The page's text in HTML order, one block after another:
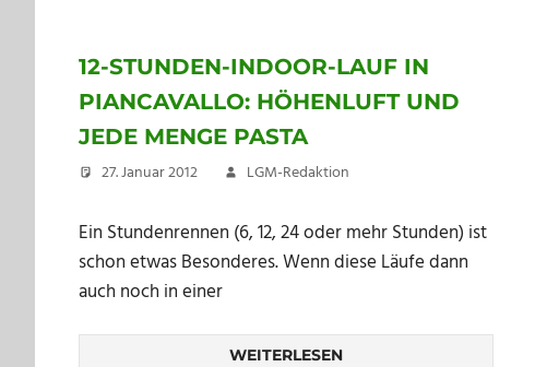
12-STUNDEN-INDOOR-LAUF IN
PIANCAVALLO: HÖHENLUFT UND
JEDE MENGE PASTA
27. Januar 2012 LGM-Redaktion
Ein Stundenrennen (6, 12, 24 oder mehr Stunden) ist
schon etwas Besonderes. Wenn diese Läufe dann
auch noch in einer
WEITERLESEN